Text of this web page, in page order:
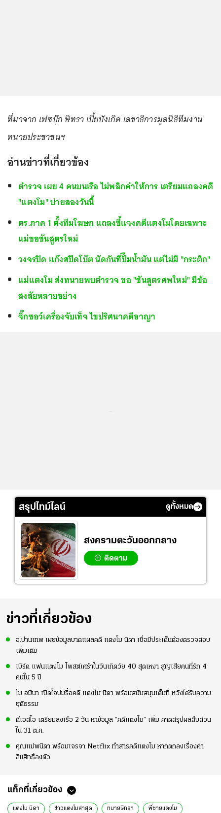
ที่มาจาก เฟซบุ๊ก ษิทรา เบี้ยบังเกิด เลขาธิการมูลนิธิทีมงาน
ทนายประชาชนฯ
อ่านข่าวที่เกี่ยวข้อง
ตำรวจ เผย 4 คนบนเรือ ไม่พลิกคำให้การ เตรียมแถลงคดี
"แตงโม" บ่ายสองวันนี้
ตร.ภาค 1 ตั้งทีมโฆษก แถลงชี้แจงคดีแตงโมโดยเฉพาะ
แม่ขอชันสูตรใหม่
วงจรปิด แก๊งสปีดโบ๊ต นัดกันที่ปั๊มน้ำมัน แต่ไม่มี "กระติก"
แม่แตงโม ส่งทนายพบตำรวจ ขอ "ชันสูตรศพใหม่" มีข้อ
สงสัยหลายอย่าง
จิ๊กซอว์เครื่องจับเท็จ ไขปริศนาคดีอาญา
สรุปไทม์ไลน์ ดูทั้งหมด
สงครามตะวันออกกลาง
ติดตาม
ข่าวที่เกี่ยวข้อง
อ.ปานเทพ เผยข้อมูลบาดแผลคดี แตงโม นิดา เชื่อมีประเด็นต้องตรวจสอบ
เพิ่มเติม
เบิร์ด แฟนแตงโม โพสต์เศร้าในวันเกิดวัย 40 สุดเหงา สูญเสียคนที่รัก 4
คนใน 5 ปี
โม อมีนา เปิดใจปมรื้อคดี แตงโม นิดา พร้อมสนับสนุนเต็มที่ หวังได้รับความ
ยุติธรรม
ดีเอสไอ เตรียมลงเรือ 2 วัน หาข้อมูล “คดีแตงโม” เพิ่ม คาดสรุปผลสืบสวน
ใน 31 ต.ค.
คุณแม่พนิดา พร้อมเจรจา Netflix ทำสารคดีแตงโม หากตกลงเรื่องค่า
ลิขสิทธิ์ลงตัว
แท็กที่เกี่ยวข้อง
แตงโม นิดา ข่าวแตงโมล่าสุด ทนายษิทรา พี่ชายแตงโม